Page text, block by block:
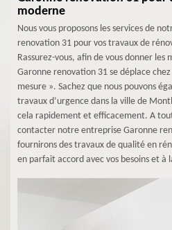
moderne
Nous vous proposons les services de
renovation 31 pour vos travaux de
Rassurez-vous, afin de vous donner
Garonne renovation 31 se déplace
mesure ». Sachez que nous pouvons
travaux d’urgence dans la ville de
cela rapidement et efficacement. A
contacter notre entreprise Garonne
fournirons des travaux de qualité en
en parfait accord avec vos besoins et à